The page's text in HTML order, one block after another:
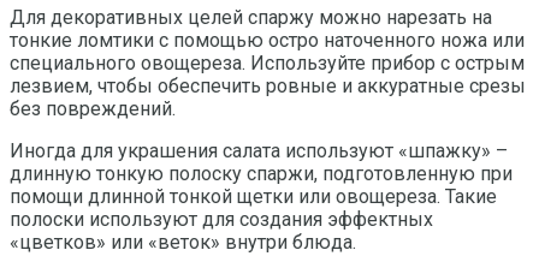
Для декоративных целей спаржу можно нарезать на
тонкие ломтики с помощью остро наточенного ножа или
специального овощереза. Используйте прибор с острым
лезвием, чтобы обеспечить ровные и аккуратные срезы
без повреждений.
Иногда для украшения салата используют «шпажку» –
длинную тонкую полоску спаржи, подготовленную при
помощи длинной тонкой щетки или овощереза. Такие
полоски используют для создания эффектных
«цветков» или «веток» внутри блюда.